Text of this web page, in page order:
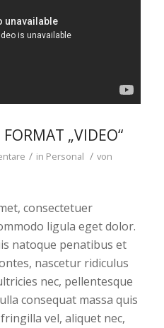
„VIDEO“
/ in Personal / von
consectetuer
ligula eget dolor.
natoque penatibus et
nascetur ridiculus
nec, pellentesque
consequat massa quis
vel, aliquet nec,